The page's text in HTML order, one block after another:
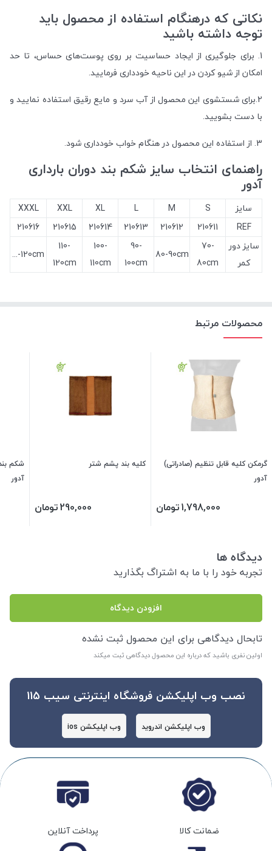
نکاتی که درهنگام استفاده از محصول باید
توجه داشته باشید
1. برای جلوگیری از ایجاد حساسیت بر روی پوست‌های حساس، تا حد
امکان از شیو کردن در این ناحیه خودداری فرمایید.
2.برای شستشوی این محصول از آب سرد و مایع رقیق استفاده نمایید و
با دست بشویید.
3. از استفاده این محصول در هنگام خواب خودداری شود.
راهنمای انتخاب سایز شکم بند دوران بارداری
آدور
سایز S
M
L
XL
XXL
XXXL
REF
210611
210612
210613
210614
210615
210616
سایز دور
کمر
70-
80cm
80-90cm
90-
100cm
100-
110cm
110-
120cm
120cm-...
محصولات مرتبط
گرمکن کلیه قابل تنظیم (صادراتی)
آدور
1,798,000تومان
کلیه بند پشم شتر
290,000تومان
شکم
آدور
دیدگاه ها
تجربه خود را با ما به اشتراگ بگذارید
افزودن دیدگاه
تابحال دیدگاهی برای این محصول ثبت نشده
اولین نفری باشید که درباره این محصول دیدگاهی ثبت میکند
نصب وب اپلیکشن فروشگاه اینترنتی سیب 115
وب اپلیکشن اندروید وب اپلیکشن ios
ضمانت کالا پرداخت آنلاین